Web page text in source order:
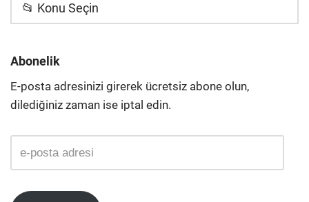
📂 Konu Seçin
Abonelik
E-posta adresinizi girerek ücretsiz abone olun,
dilediğiniz zaman ise iptal edin.